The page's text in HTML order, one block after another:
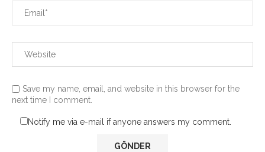
Save my name, email, and website in this browser for the
next time I comment.
Notify me via e-mail if anyone answers my comment.